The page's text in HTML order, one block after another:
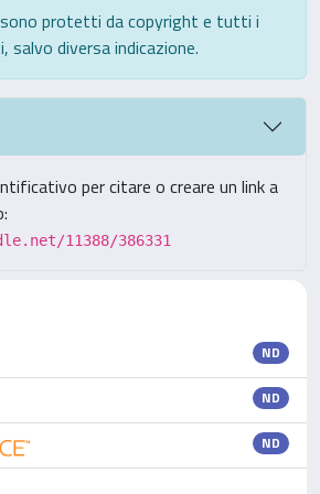
sono protetti da copyright e tutti i
diversa indicazione.
per citare o creare un link a
11388/386331
ND
ND
ND